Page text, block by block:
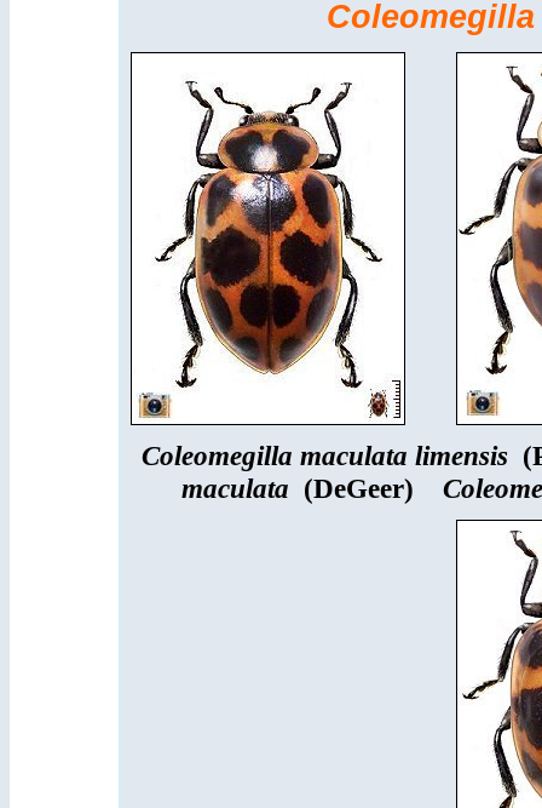
Coleomegilla maculata limensis
maculata (DeGeer)